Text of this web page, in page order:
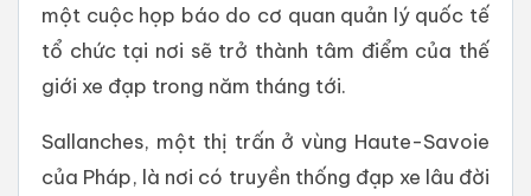
một cuộc họp báo do cơ quan quản lý quốc tế
tổ chức tại nơi sẽ trở thành tâm điểm của thế
giới xe đạp trong năm tháng tới.
Sallanches, một thị trấn ở vùng Haute-Savoie
của Pháp, là nơi có truyền thống đạp xe lâu đời